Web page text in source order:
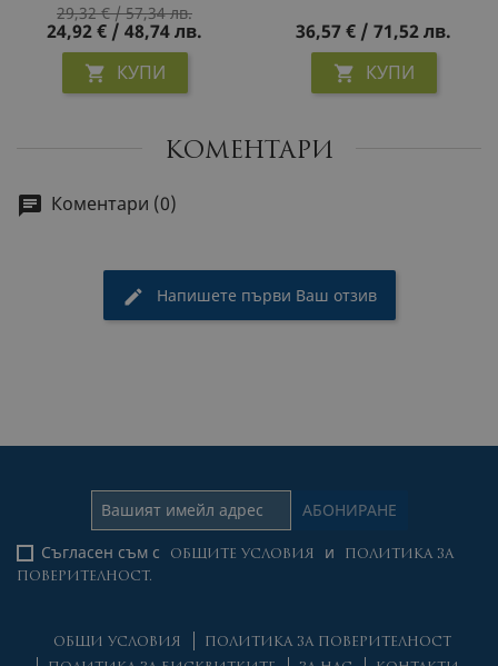
24,92 € / 48,74 лв.
29,32 € / 57,34 лв.
 КУПИ
Капсули
36,57 € / 71,52 лв.
 КУПИ
КОМЕНТАРИ
Коментари (0)
Напишете първи Ваш отзив
Съгласен съм с ОБЩИТЕ УСЛОВИЯ и
ПОЛИТИКА ЗА
ПОВЕРИТЕЛНОСТ.
ОБЩИ УСЛОВИЯ
ПОЛИТИКА ЗА ПОВЕРИТЕЛНОСТ